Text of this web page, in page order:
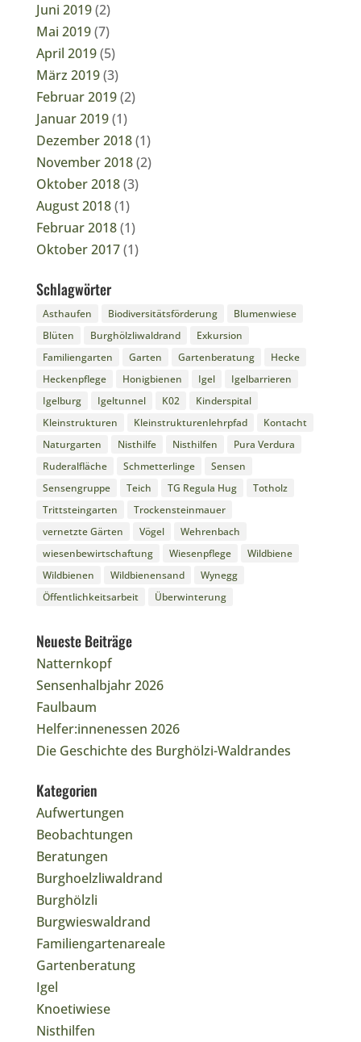
Juni 2019(2)
Mai 2019(7)
April 2019(5)
März 2019(3)
Februar 2019(2)
Januar 2019(1)
Dezember 2018(1)
November 2018(2)
Oktober 2018(3)
August 2018(1)
Februar 2018(1)
Oktober 2017(1)
Schlagwörter
Asthaufen Biodiversitätsförderung
Blumenwiese
Blüten
Burghölzliwaldrand
Exkursion
Familiengarten
Garten Gartenberatung
Hecke
Heckenpflege
Honigbienen Igel
Igelbarrieren
Igelburg
Igeltunnel K02
Kinderspital
Kleinstrukturen
Kleinstrukturenlehrpfad
Kontacht
Naturgarten
Nisthilfe Nisthilfen
Pura Verdura
Ruderalfläche
Schmetterlinge
Sensen
Sensengruppe
Teich TG Regula Hug
Totholz
Trittsteingarten
Trockensteinmauer
vernetzte Gärten
Vögel
Wehrenbach
wiesenbewirtschaftung
Wiesenpflege
Wildbiene
Wildbienen
Wildbienensand
Wynegg
Öffentlichkeitsarbeit
Überwinterung
Neueste Beiträge
Natternkopf
Sensenhalbjahr 2026
Faulbaum
Helfer:innenessen 2026
Die Geschichte des Burghölzi-Waldrandes
Kategorien
Aufwertungen
Beobachtungen
Beratungen
Burghoelzliwaldrand
Burghölzli
Burgwieswaldrand
Familiengartenareale
Gartenberatung
Igel
Knoetiwiese
Nisthilfen